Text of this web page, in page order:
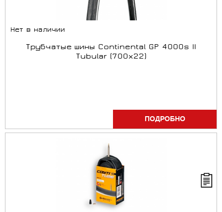
Нет в наличии
Трубчатые шины Continental GP 4000s II
Tubular (700x22)
ПОДРОБНО